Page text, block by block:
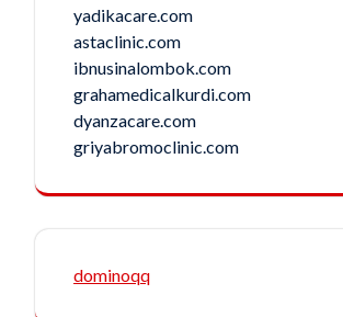
yadikacare.com
astaclinic.com
ibnusinalombok.com
grahamedicalkurdi.com
dyanzacare.com
griyabromoclinic.com
dominoqq